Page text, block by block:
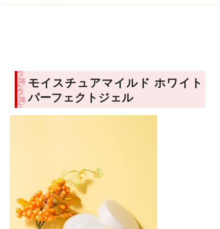
モイスチュアマイルド ホワイト
パーフェクトジェル